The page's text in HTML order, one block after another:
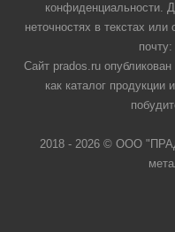
конфиденциальности.
неточностях в текстах
Сайт prados.ru
как каталог продукции
2018 - 2026 © ООО